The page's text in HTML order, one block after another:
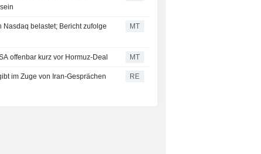
belastet; Bericht zufolge
MT
offenbar kurz vor Hormuz-Deal MT
im Zuge von Iran-Gesprächen
RE